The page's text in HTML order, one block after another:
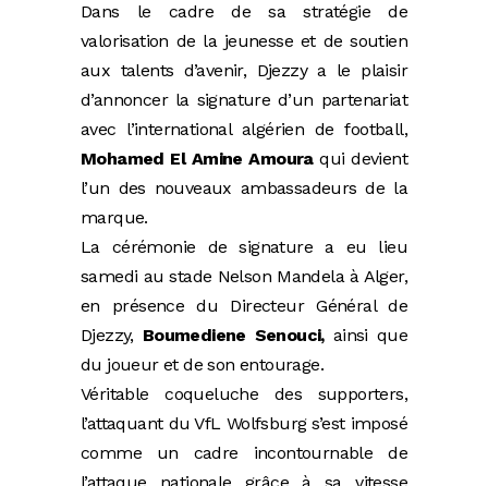
Dans le cadre de sa stratégie de
valorisation de la jeunesse et de soutien
aux talents d’avenir, Djezzy a le plaisir
d’annoncer la signature d’un partenariat
avec l’international algérien de football,
Mohamed El Amine Amouraqui devient
l’un des nouveaux ambassadeurs de la
marque.
La cérémonie de signature a eu lieu
samedi au stade Nelson Mandela à Alger,
en présence du Directeur Général de
Djezzy, Boumediene Senouci,ainsi que
du joueur et de son entourage.
Véritable coqueluche des supporters,
l’attaquant du VfL Wolfsburg s’est imposé
comme un cadre incontournable de
l’attaque nationale grâce à sa vitesse